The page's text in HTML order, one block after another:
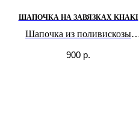
ШАПОЧКА НА ЗАВЯЗКАХ KHAKI
Шапочка из поливискозы
непроходимых джунглях
900 р.